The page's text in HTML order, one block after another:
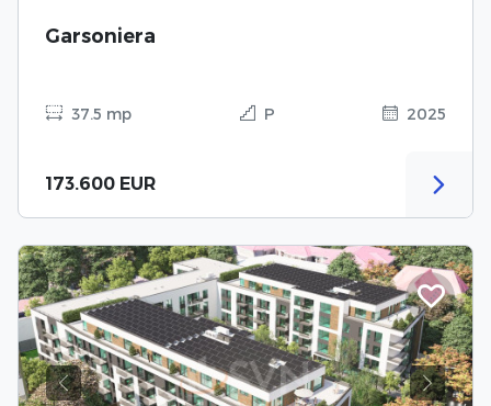
Garsoniera
37.5 mp P 2025
173.600 EUR
Previous Next